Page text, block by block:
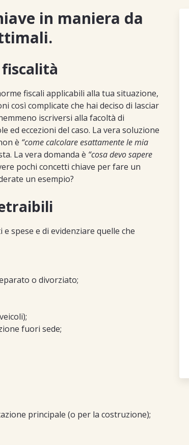
in maniera da
fiscalità
fiscali applicabili alla tua situazione,
così complicate che hai deciso di lasciar
iscriversi alla facoltà di
ed eccezioni del caso. La vera soluzione
è “come calcolare esattamente le mia
La vera domanda è “cosa devo sapere
pochi concetti chiave per fare un
un esempio?
spese e di evidenziare quelle che
o divorziato;
fuori sede;
principale (o per la costruzione);